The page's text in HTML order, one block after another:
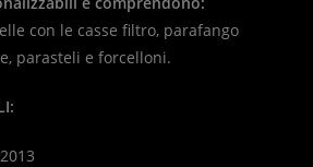
con le casse filtro, parafango
parasteli e forcelloni.